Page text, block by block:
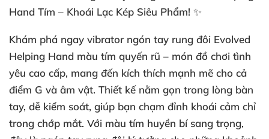
Hand Tím – Khoái Lạc Kép Siêu Phẩm! ✨
Khám phá ngay vibrator ngón tay rung đôi Evolved
Helping Hand màu tím quyến rũ – món đồ chơi tình
yêu cao cấp, mang đến kích thích mạnh mẽ cho cả
điểm G và âm vật. Thiết kế nằm gọn trong lòng bàn
tay, dễ kiểm soát, giúp bạn chạm đỉnh khoái cảm chỉ
trong chớp mắt. Với màu tím huyền bí sang trọng,